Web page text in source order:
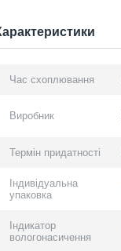
Час схоплювання
Виробник
Термін придатності
Індивідуальна
упаковка
Індикатор
вологонасичення